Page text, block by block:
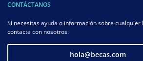
CONTÁCTANOS
Si necesitas ayuda o información sobre cualquier
contacta con nosotros.
hola@becas.com